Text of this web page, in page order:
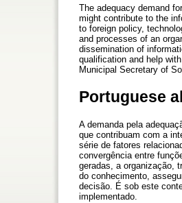
The adequacy demand
might contribute to the
to foreign policy,
and processes of an
dissemination of
qualification and help
Municipal Secretary of
Portuguese
A demanda pela
que contribuam com a
série de fatores
convergência entre
geradas, a organização,
do conhecimento,
decisão. É sob este
implementado.